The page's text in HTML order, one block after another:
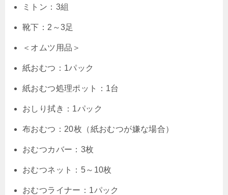
ミトン：3組
靴下：2～3足
＜オムツ用品＞
紙おむつ：1パック
紙おむつ処理ポット：1台
おしり拭き：1パック
布おむつ：20枚（紙おむつが嫌な場合）
おむつカバー：3枚
おむつネット：5～10枚
おむつライナー：1パック